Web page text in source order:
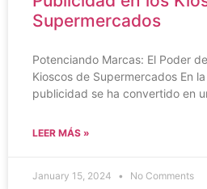
Supermercados
Potenciando Marcas: El Poder
Kioscos de Supermercados En
publicidad se ha convertido en
LEER MÁS »
January 15, 2024 No Comments